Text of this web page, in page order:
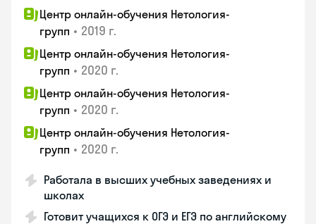
Центр онлайн-обучения Нетология-
групп • 2019 г.
Центр онлайн-обучения Нетология-
групп • 2020 г.
Центр онлайн-обучения Нетология-
групп • 2020 г.
Центр онлайн-обучения Нетология-
групп • 2020 г.
Работала в высших учебных заведениях и
школах
Готовит учащихся к ОГЭ и ЕГЭ по английскому